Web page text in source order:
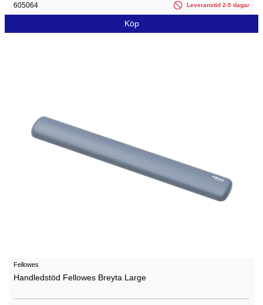
605064 Leveranstid 2-5 dagar
Köp
Fellowes
Handledstöd Fellowes Breyta Large